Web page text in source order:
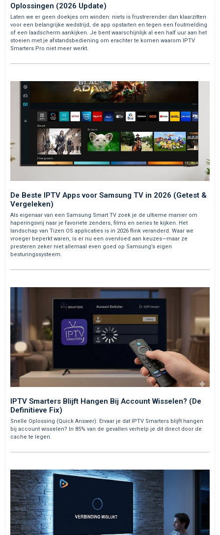
Oplossingen (2026 Update)
Laten we er geen doekjes om winden: niets is frustrerender dan klaarzitten
voor een belangrijke wedstrijd, de app opstarten en tegen een foutmelding
of een laadscherm aankijken. Je bent waarschijnlijk al een half uur aan het
stoeien met je afstandsbediening om erachter te komen waarom IPTV
Smarters Pro niet meer werkt.
De Beste IPTV Apps voor Samsung TV in 2026 (Getest &
Vergeleken)
Als eigenaar van een Samsung Smart TV zoek je de ultieme manier om
haperingsvrij naar je favoriete zenders, films en series te kijken. Het
landschap van Tizen OS applicaties is in 2026 flink veranderd. Waar we
vroeger beperkt waren, is er nu een overvloed aan keuzes—maar ze
presteren zeker niet allemaal even goed op Samsung’s eigen
besturingssysteem.
IPTV Smarters Blijft Hangen Bij Account Wisselen? (De
Definitieve Fix)
Snelle Oplossing (Quick Answer): Ervaar je dat IPTV Smarters blijft hangen
bij account wisselen? In 85% van de gevallen verhelp je dit direct door de
cache te legen.